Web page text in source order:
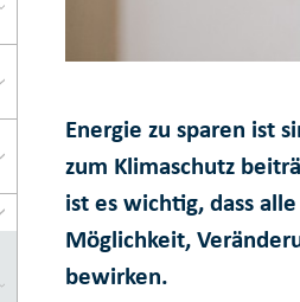
Energie zu sparen ist
zum Klimaschutz
ist es wichtig, dass
Möglichkeit,
bewirken.